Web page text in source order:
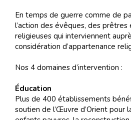
En temps de guerre comme de
l’action des évêques, des
religieuses qui interviennent
considération d’appartenance
Nos 4 domaines d’intervention :
Éducation
Plus de 400 établissements
soutien de l’Œuvre d’Orient pour